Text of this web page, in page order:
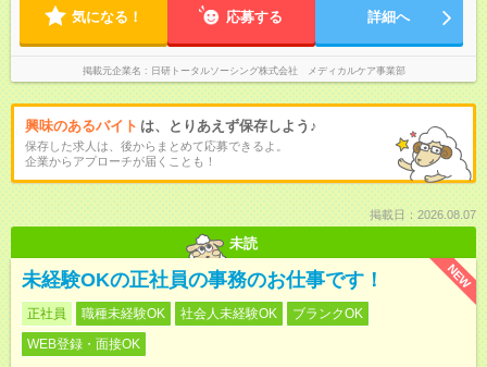
気になる！ 応募する 詳細へ
掲載元企業名 日研トータルソーシング株式会社 メディカルケア事業部
興味のあるバイト は、とりあえず保存しよう♪
保存した求人は、後からまとめて応募できるよ。
企業からアプローチが届くことも！
掲載日：2026.08.07
未読
NEW
未経験OKの正社員の事務のお仕事です！
正社員 職種未経験OK 社会人未経験OK
ブランクOK
WEB登録・面接OK